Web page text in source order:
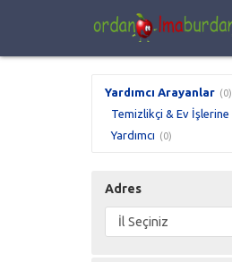
Yardımcı Arayanlar (0)
Temizlikçi & Ev İşlerine
Yardımcı (0)
Adres